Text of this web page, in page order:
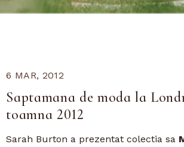
6 MAR, 2012
Saptamana de moda la
toamna 2012
Sarah Burton a prezentat colectia sa